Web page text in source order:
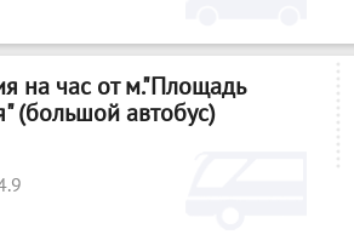
на час от м."Площадь
(большой автобус)